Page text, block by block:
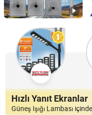
Hızlı Yanıt Ekranlar
Güneş Işığı Lambası içinde